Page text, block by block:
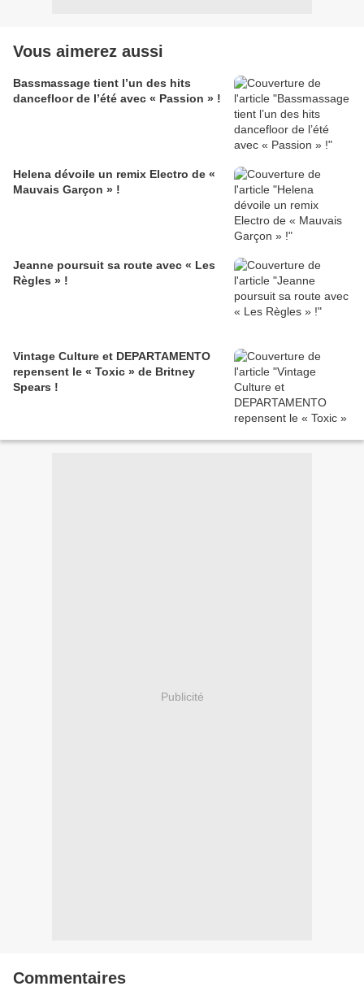
Vous aimerez aussi
Bassmassage tient l’un des hits
dancefloor de l’été avec « Passion » !
Helena dévoile un remix Electro de «
Mauvais Garçon » !
Jeanne poursuit sa route avec « Les
Règles » !
Vintage Culture et DEPARTAMENTO
repensent le « Toxic » de Britney
Spears !
Publicité
Commentaires